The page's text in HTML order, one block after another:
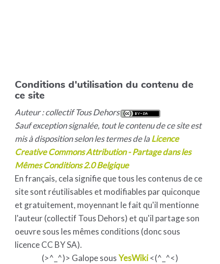
Conditions d'utilisation du contenu de
ce site
Auteur : collectif Tous Dehors
Sauf exception signalée, tout le contenu de ce site est
mis à disposition selon les termes de laLicence
Creative Commons Attribution - Partage dans les
Mêmes Conditions 2.0 Belgique
En français, cela signifie que tous les contenus de ce
site sont réutilisables et modifiables par quiconque
et gratuitement, moyennant le fait qu'il mentionne
l'auteur (collectif Tous Dehors) et qu'il partage son
oeuvre sous les mêmes conditions (donc sous
licence CC BY SA).
(>^_^)> Galope sousYesWiki<(^_^<)